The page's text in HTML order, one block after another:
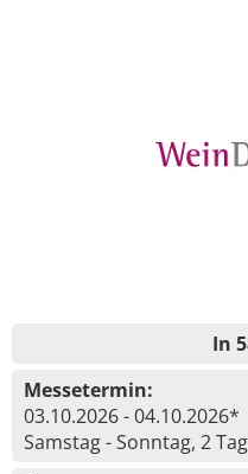
In
Messetermin:
03.10.2026 - 04.10.2026*
Samstag - Sonntag, 2